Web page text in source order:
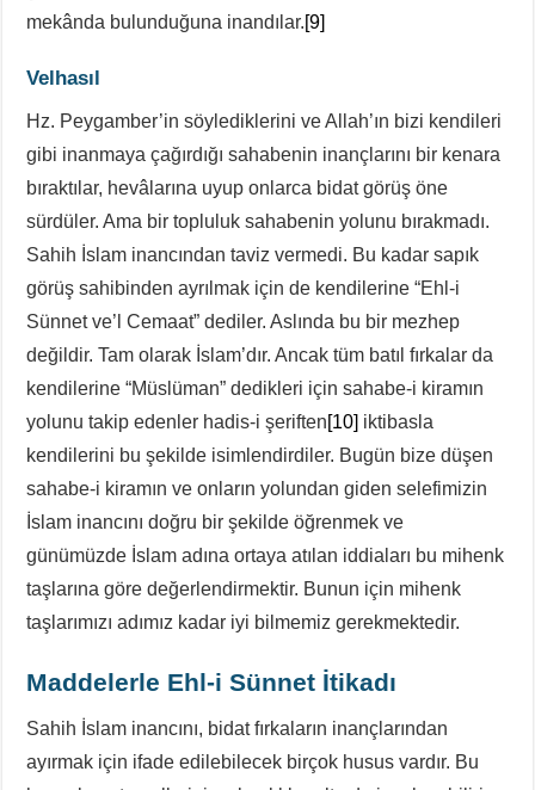
mekânda bulunduğuna inandılar.[9]
Velhasıl
Hz. Peygamber’in söylediklerini ve Allah’ın bizi kendileri
gibi inanmaya çağırdığı sahabenin inançlarını bir kenara
bıraktılar, hevâlarına uyup onlarca bidat görüş öne
sürdüler. Ama bir topluluk sahabenin yolunu bırakmadı.
Sahih İslam inancından taviz vermedi. Bu kadar sapık
görüş sahibinden ayrılmak için de kendilerine “Ehl-i
Sünnet ve’l Cemaat” dediler. Aslında bu bir mezhep
değildir. Tam olarak İslam’dır. Ancak tüm batıl fırkalar da
kendilerine “Müslüman” dedikleri için sahabe-i kiramın
yolunu takip edenler hadis-i şeriften[10] iktibasla
kendilerini bu şekilde isimlendirdiler. Bugün bize düşen
sahabe-i kiramın ve onların yolundan giden selefimizin
İslam inancını doğru bir şekilde öğrenmek ve
günümüzde İslam adına ortaya atılan iddiaları bu mihenk
taşlarına göre değerlendirmektir. Bunun için mihenk
taşlarımızı adımız kadar iyi bilmemiz gerekmektedir.
Maddelerle Ehl-i Sünnet İtikadı
Sahih İslam inancını, bidat fırkaların inançlarından
ayırmak için ifade edilebilecek birçok husus vardır. Bu